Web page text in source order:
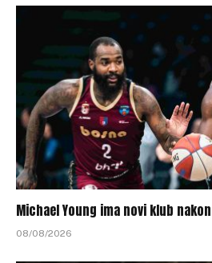
Michael Young ima novi klub
08/08/2026